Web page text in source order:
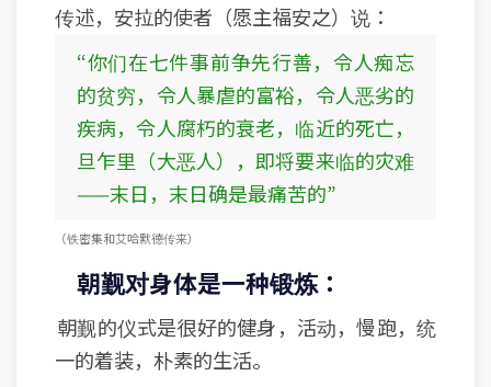
传述，安拉的使者（愿主福安之）说：
“你们在七件事前争先行善，令人痴忘
的贫穷，令人暴虐的富裕，令人恶劣的
疾病，令人腐朽的衰老，临近的死亡，
旦乍里（大恶人），即将要来临的灾难
——末日，末日确是最痛苦的”
（铁密集和艾哈默德传来）
朝觐对身体是一种锻炼：
朝觐的仪式是很好的健身，活动，慢跑，统
一的着装，朴素的生活。